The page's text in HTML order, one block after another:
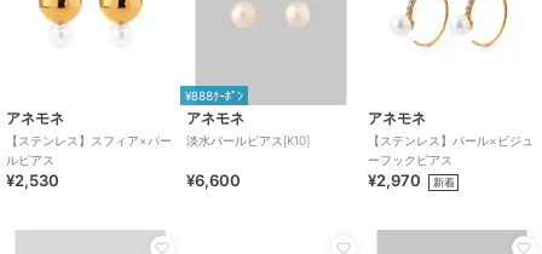
アネモネ
【ステンレス】スフィア×パー
ルピアス
¥2,530
¥888ｸｰﾎﾟﾝ
アネモネ
淡水パールピアス[K10]
¥6,600
アネモネ
【ステンレス】パール×ビジュ
ーフックピアス
¥2,970 新着